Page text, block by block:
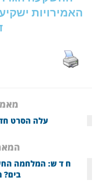
עלה הסרט
ח ד ש: המלחמה